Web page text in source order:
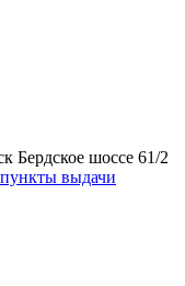
Бердское шоссе 61/2
выдачи